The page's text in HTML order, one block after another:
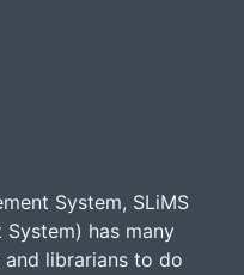
System, SLiMS
System) has many
librarians to do